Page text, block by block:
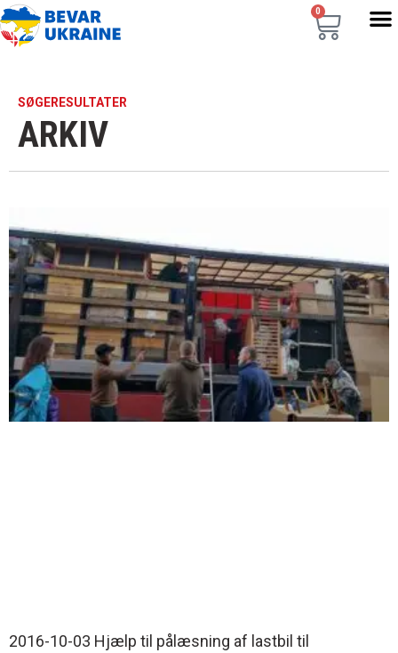
0
SØGERESULTATER
ARKIV
2016-10-03 Hjælp til pålæsning af lastbil til